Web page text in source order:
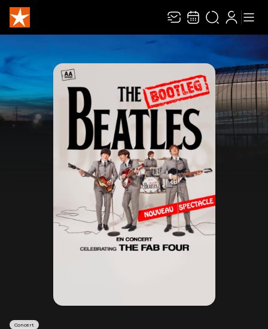
Recevez toute l’actualité en vous abonnant à
ENVOYER
Rivaj Group traite votre adresse électronique pour la gestion de votre
abonnement à la newsletter deZénith Limoges Métropole. Vous pouvez retirer
votre consentement à tout moment. Pour en savoir plus, consultez notre
politique de protection des données.
Concert